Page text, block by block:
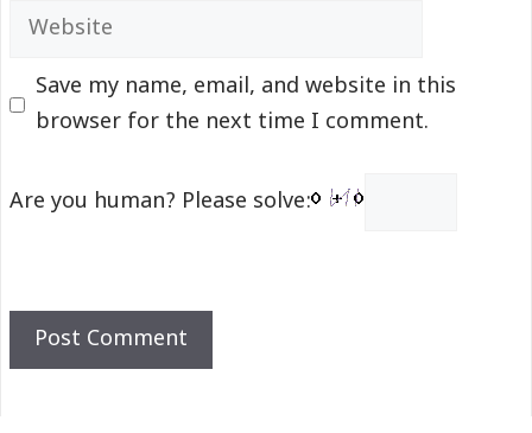
Website
Save my name, email, and website in this
browser for the next time I comment.
Are you human? Please solve: